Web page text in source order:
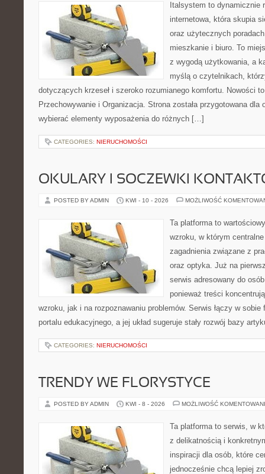
Italsystem to dynamicznie
internetowa, która skupia
oraz użytecznych
mieszkanie i biuro. To
z wygodą użytkowania, a
myślą o czytelnikach,
dotyczących krzeseł i szeroko rozumianego komfortu. Nowości
Przechowywanie i Organizacja. Strona została przygotowana
wybierać elementy wyposażenia do różnych […]
CATEGORIES: NIERUCHOMOŚCI
OKULARY I SOCZEWKI
POSTED BY ADMIN KWI - 10 - 2026 MOŻLIWOŚĆ
Ta platforma to
wzroku, w którym
zagadnienia związane z
oraz optyka. Już na
serwis adresowany do
ponieważ treści
wzroku, jak i na rozpoznawaniu problemów. Serwis łączy w
portalu edukacyjnego, a jej układ sugeruje stały rozwój bazy
CATEGORIES: NIERUCHOMOŚCI
TRENDY WE FLORYSTYCE
POSTED BY ADMIN KWI - 8 - 2026 MOŻLIWOŚĆ
Ta platforma to serwis, w
z delikatnością i
inspiracji dla osób, które
jednocześnie chcą lepiej